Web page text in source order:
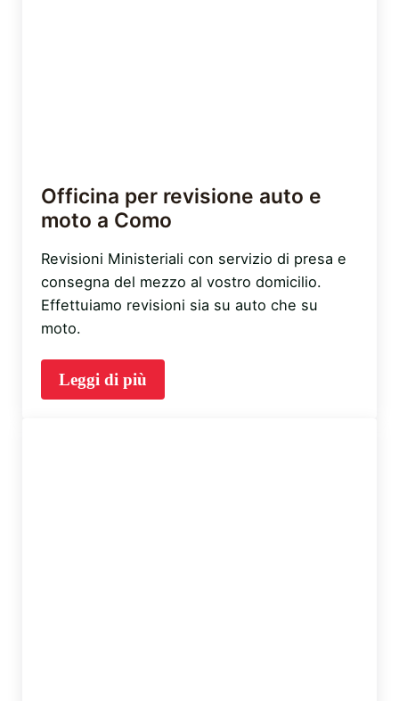
Officina per revisione auto e
moto a Como
Revisioni Ministeriali con servizio di presa e
consegna del mezzo al vostro domicilio.
Effettuiamo revisioni sia su auto che su
moto.
Leggi di piùOfficina per revisione auto e moto a